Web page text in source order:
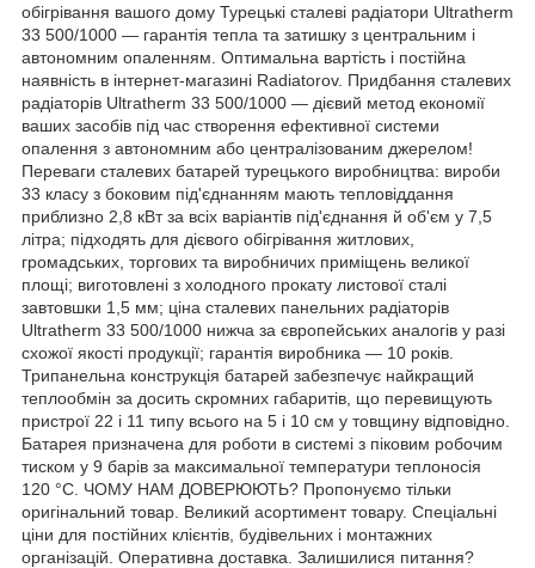
обігрівання вашого дому Турецькі сталеві радіатори Ultratherm
33 500/1000 — гарантія тепла та затишку з центральним і
автономним опаленням. Оптимальна вартість і постійна
наявність в інтернет-магазині Radiatorov. Придбання сталевих
радіаторів Ultratherm 33 500/1000 — дієвий метод економії
ваших засобів під час створення ефективної системи
опалення з автономним або централізованим джерелом!
Переваги сталевих батарей турецького виробництва: вироби
33 класу з боковим під'єднанням мають тепловіддання
приблизно 2,8 кВт за всіх варіантів під'єднання й об'єм у 7,5
літра; підходять для дієвого обігрівання житлових,
громадських, торгових та виробничих приміщень великої
площі; виготовлені з холодного прокату листової сталі
завтовшки 1,5 мм; ціна сталевих панельних радіаторів
Ultratherm 33 500/1000 нижча за європейських аналогів у разі
схожої якості продукції; гарантія виробника — 10 років.
Трипанельна конструкція батарей забезпечує найкращий
теплообмін за досить скромних габаритів, що перевищують
пристрої 22 і 11 типу всього на 5 і 10 см у товщину відповідно.
Батарея призначена для роботи в системі з піковим робочим
тиском у 9 барів за максимальної температури теплоносія
120 °C. ЧОМУ НАМ ДОВЕРЮЮТЬ? Пропонуємо тільки
оригінальний товар. Великий асортимент товару. Спеціальні
ціни для постійних клієнтів, будівельних і монтажних
організацій. Оперативна доставка. Залишилися питання?